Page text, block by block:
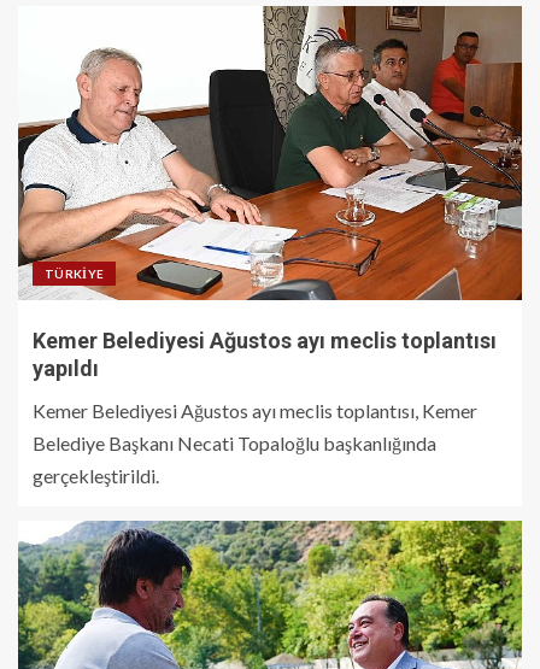
TÜRKIYE
Kemer Belediyesi Ağustos ayı meclis toplantısı
yapıldı
Kemer Belediyesi Ağustos ayı meclis toplantısı, Kemer
Belediye Başkanı Necati Topaloğlu başkanlığında
gerçekleştirildi.